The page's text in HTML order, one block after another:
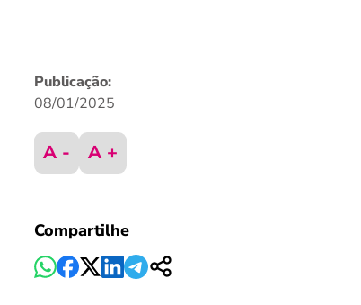
Publicação:
08/01/2025
A - A +
Compartilhe